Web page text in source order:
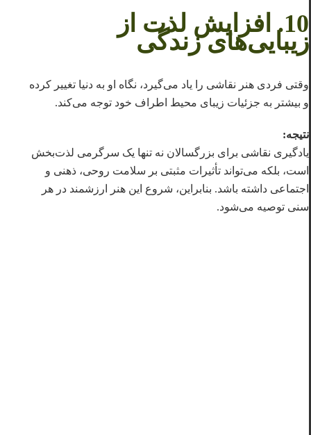
10. افزایش لذت از
زیبایی‌های زندگی
وقتی فردی هنر نقاشی را یاد می‌گیرد، نگاه او به دنیا تغییر کرده
و بیشتر به جزئیات زیبای محیط اطراف خود توجه می‌کند.
نتیجه:
یادگیری نقاشی برای بزرگسالان نه تنها یک سرگرمی لذت‌بخش
است، بلکه می‌تواند تأثیرات مثبتی بر سلامت روحی، ذهنی و
اجتماعی داشته باشد. بنابراین، شروع این هنر ارزشمند در هر
سنی توصیه می‌شود.